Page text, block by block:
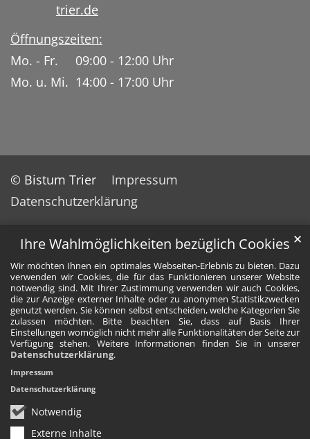
Ihre Wahlmöglichkeiten bezüglich Cookies
Wir möchten Ihnen ein optimales Webseiten-Erlebnis zu bieten. Dazu
verwenden wir Cookies, die für das Funktionieren unserer Website
notwendig sind. Mit Ihrer Zustimmung verwenden wir auch Cookies,
die zur Anzeige externer Inhalte oder zu anonymen Statistikzwecken
genutzt werden. Sie können selbst entscheiden, welche Kategorien Sie
zulassen möchten. Bitte beachten Sie, dass auf Basis Ihrer
Einstellungen womöglich nicht mehr alle Funktionalitäten der Seite zur
Verfügung stehen. Weitere Informationen finden Sie in unserer
Datenschutzerklärung.
Notwendig
Externe Inhalte
✕
Impressum
Datenschutzerklärung
trier.de
Öffnungszeiten:
Mo. - Fr. 09:00 - 12:00 Uhr
Mo. u. Mi. 14:00 - 17:00 Uhr
© Bistum Trier
Impressum
Datenschutzerklärung